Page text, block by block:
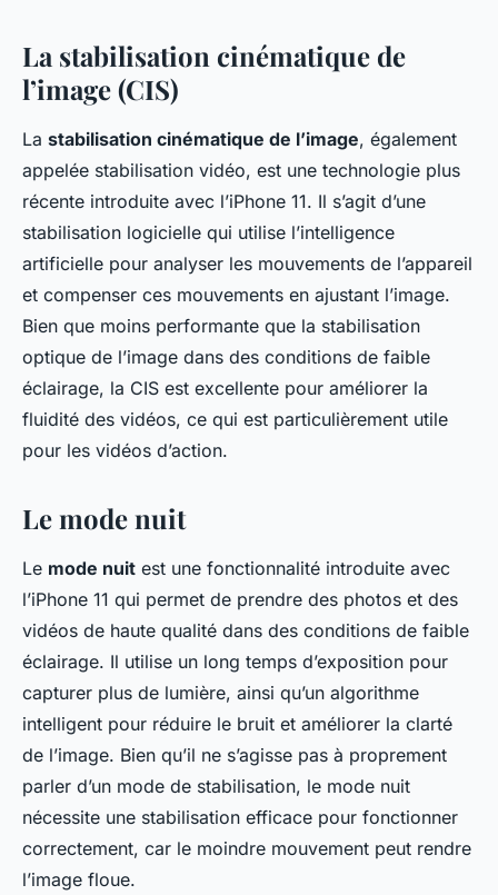
La stabilisation cinématique de
l’image (CIS)
La stabilisation cinématique de l’image, également
appelée stabilisation vidéo, est une technologie plus
récente introduite avec l’iPhone 11. Il s’agit d’une
stabilisation logicielle qui utilise l’intelligence
artificielle pour analyser les mouvements de l’appareil
et compenser ces mouvements en ajustant l’image.
Bien que moins performante que la stabilisation
optique de l’image dans des conditions de faible
éclairage, la CIS est excellente pour améliorer la
fluidité des vidéos, ce qui est particulièrement utile
pour les vidéos d’action.
Le mode nuit
Le mode nuit est une fonctionnalité introduite avec
l’iPhone 11 qui permet de prendre des photos et des
vidéos de haute qualité dans des conditions de faible
éclairage. Il utilise un long temps d’exposition pour
capturer plus de lumière, ainsi qu’un algorithme
intelligent pour réduire le bruit et améliorer la clarté
de l’image. Bien qu’il ne s’agisse pas à proprement
parler d’un mode de stabilisation, le mode nuit
nécessite une stabilisation efficace pour fonctionner
correctement, car le moindre mouvement peut rendre
l’image floue.